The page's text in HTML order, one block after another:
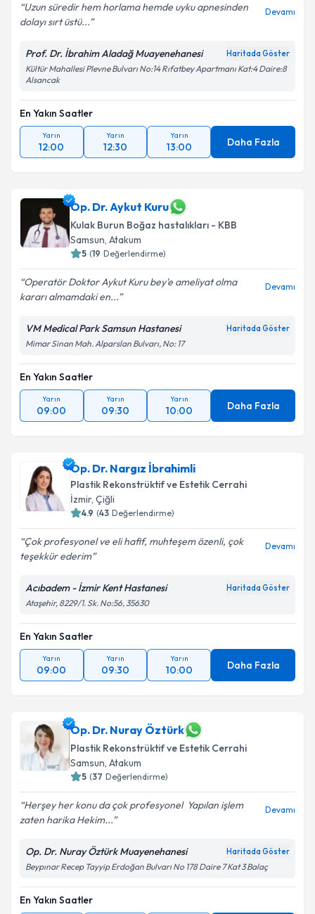
Uzun süredir hem horlama hemde uyku apnesinden
dolayı sırt üstü...
Devamı
Prof. Dr. İbrahim Aladağ Muayenehanesi Haritada Göster
Kültür Mahallesi Plevne Bulvarı No:14 Rıfatbey Apartmanı Kat:4 Daire:8
Alsancak
En Yakın Saatler
Yarın
12:00
Yarın
12:30
Yarın
13:00 Daha Fazla
Op. Dr. Aykut Kuru
Kulak Burun Boğaz hastalıkları - KBB
Samsun, Atakum
5 (19 Değerlendirme)
Operatör Doktor Aykut Kuru bey'e ameliyat olma
kararı almamdaki en...
Devamı
VM Medical Park Samsun Hastanesi Haritada Göster
Mimar Sinan Mah. Alparslan Bulvarı, No: 17
En Yakın Saatler
Yarın
09:00
Yarın
09:30
Yarın
10:00 Daha Fazla
Op. Dr. Nargız İbrahimli
Plastik Rekonstrüktif ve Estetik Cerrahi
İzmir, Çiğli
4.9 (43 Değerlendirme)
Çok profesyonel ve eli hafif, muhteşem özenli, çok
teşekkür ederim
Devamı
Acıbadem - İzmir Kent Hastanesi Haritada Göster
Ataşehir, 8229/1. Sk. No:56, 35630
En Yakın Saatler
Yarın
09:00
Yarın
09:30
Yarın
10:00 Daha Fazla
Op. Dr. Nuray Öztürk
Plastik Rekonstrüktif ve Estetik Cerrahi
Samsun, Atakum
5 (37 Değerlendirme)
Herşey her konu da çok profesyonel ️ Yapılan işlem
zaten harika Hekim...
Devamı
Op. Dr. Nuray Öztürk Muayenehanesi Haritada Göster
Beypınar Recep Tayyip Erdoğan Bulvarı No 178 Daire 7 Kat 3 Balaç
En Yakın Saatler